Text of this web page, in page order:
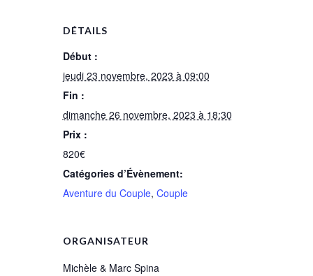
DÉTAILS
Début :
jeudi 23 novembre, 2023 à 09:00
Fin :
dimanche 26 novembre, 2023 à 18:30
Prix :
820€
Catégories d’Évènement:
Aventure du Couple, Couple
ORGANISATEUR
Michèle & Marc Spina